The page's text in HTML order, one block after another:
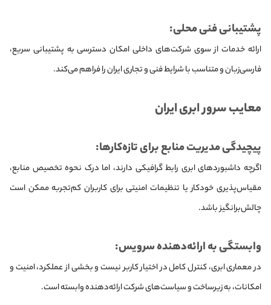
پشتیبانی فنی محلی:
ارائه خدمات از سوی شرکت‌های داخلی امکان دسترسی به پشتیبانی سریع،
فارسی‌زبان و متناسب با شرایط فنی و تجاری ایران را فراهم می‌کند.
معایب سرور ابری ایران
پیچیدگی مدیریت منابع برای تازه‌کارها:
اگرچه داشبوردهای ابری رابط گرافیکی دارند، اما درک نحوه تخصیص منابع،
مقیاس‌پذیری خودکار یا تنظیمات امنیتی برای کاربران کم‌تجربه ممکن است
چالش‌برانگیز باشد.
وابستگی به ارائه‌دهنده سرویس:
در معماری ابری، کنترل کامل در اختیار کاربر نیست و بخشی از عملکرد، امنیت و
امکانات، به زیرساخت و سیاست‌های شرکت ارائه‌دهنده وابسته است.